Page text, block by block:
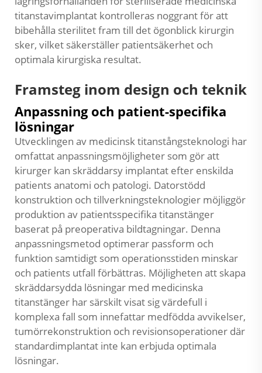
titanstavimplantat kontrolleras noggrant för att
bibehålla sterilitet fram till det ögonblick kirurgin
sker, vilket säkerställer patientsäkerhet och
optimala kirurgiska resultat.
Framsteg inom design och teknik
Anpassning och patient-specifika
lösningar
Utvecklingen av medicinsk titanstångsteknologi har
omfattat anpassningsmöjligheter som gör att
kirurger kan skräddarsy implantat efter enskilda
patients anatomi och patologi. Datorstödd
konstruktion och tillverkningsteknologier möjliggör
produktion av patientsspecifika titanstänger
baserat på preoperativa bildtagningar. Denna
anpassningsmetod optimerar passform och
funktion samtidigt som operationsstiden minskar
och patients utfall förbättras. Möjligheten att skapa
skräddarsydda lösningar med medicinska
titanstänger har särskilt visat sig värdefull i
komplexa fall som innefattar medfödda avvikelser,
tumörrekonstruktion och revisionsoperationer där
standardimplantat inte kan erbjuda optimala
lösningar.